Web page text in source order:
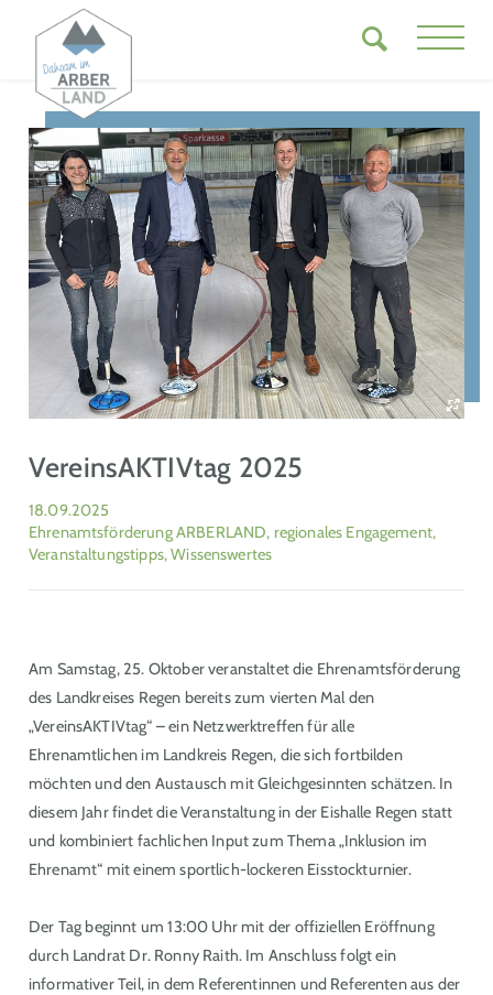
VereinsAKTIVtag 2025
18.09.2025
Ehrenamtsförderung ARBERLAND, regionales Engagement,
Veranstaltungstipps, Wissenswertes
Am Samstag, 25. Oktober veranstaltet die Ehrenamtsförderung
des Landkreises Regen bereits zum vierten Mal den
„VereinsAKTIVtag“ – ein Netzwerktreffen für alle
Ehrenamtlichen im Landkreis Regen, die sich fortbilden
möchten und den Austausch mit Gleichgesinnten schätzen. In
diesem Jahr findet die Veranstaltung in der Eishalle Regen statt
und kombiniert fachlichen Input zum Thema „Inklusion im
Ehrenamt“ mit einem sportlich-lockeren Eisstockturnier.
Der Tag beginnt um 13:00 Uhr mit der offiziellen Eröffnung
durch Landrat Dr. Ronny Raith. Im Anschluss folgt ein
informativer Teil, in dem Referentinnen und Referenten aus der